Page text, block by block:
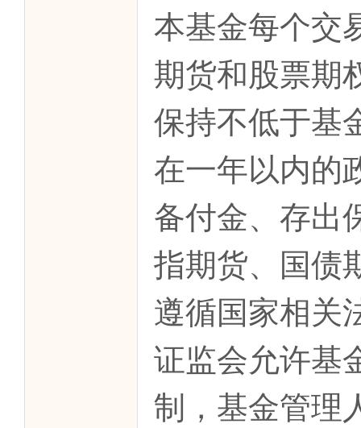
本基金每个交
期货和股票期
保持不低于基
在一年以内的
备付金、存出
指期货、国债
遵循国家相关
证监会允许基
制，基金管理